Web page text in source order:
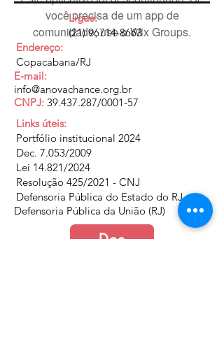
você precisa de um app de
comunidade, use o Wix Groups.
Ligue:
(21) 96714-8663
Endereço:
Copacabana/RJ
E-mail:
info@anovachance.org.br
CNPJ: 39.437.287/0001-57
Links úteis:
Portfólio institucional 2024
Dec. 7.053/2009
Lei 14.821/2024
Resolução 425/2021 - CNJ
Defensoria Pública do Estado do RJ
Defensoria Pública da União (RJ)
Doe